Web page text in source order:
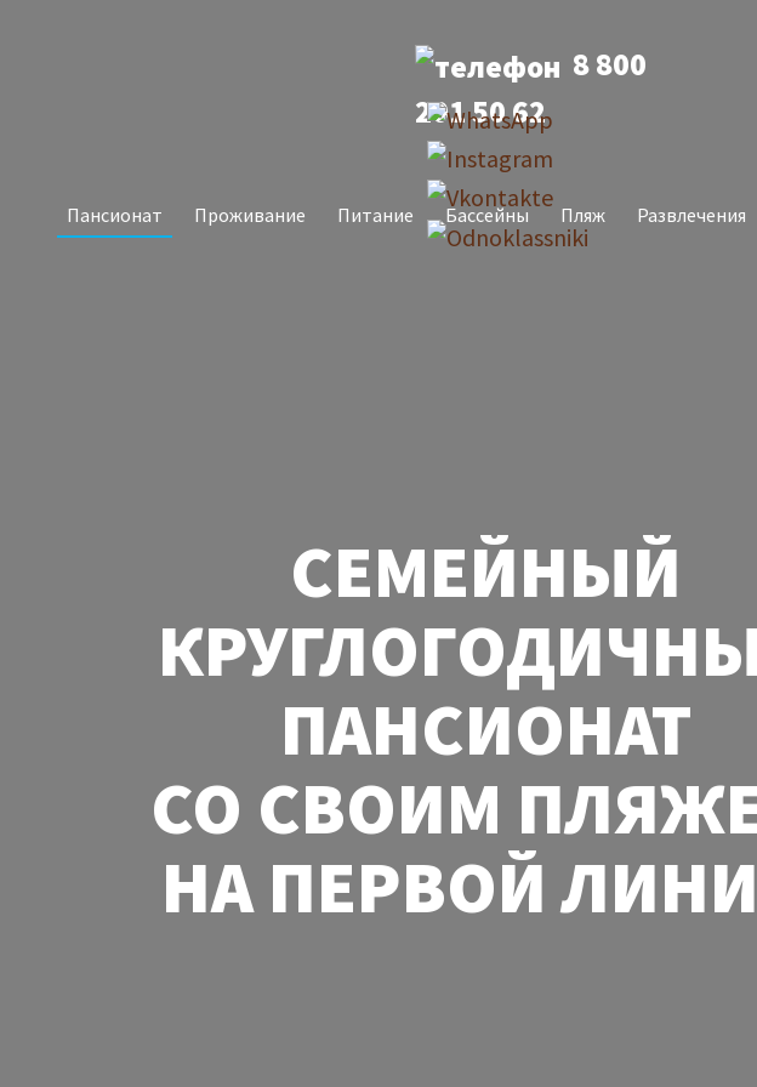
СЕМЕЙНЫЙ
ПАНСИОНАТ
СО СВОИМ
НА ПЕРВОЙ
Пансионат Проживание Питание Бассейны Пляж Развлечения
8 800
201 50 62